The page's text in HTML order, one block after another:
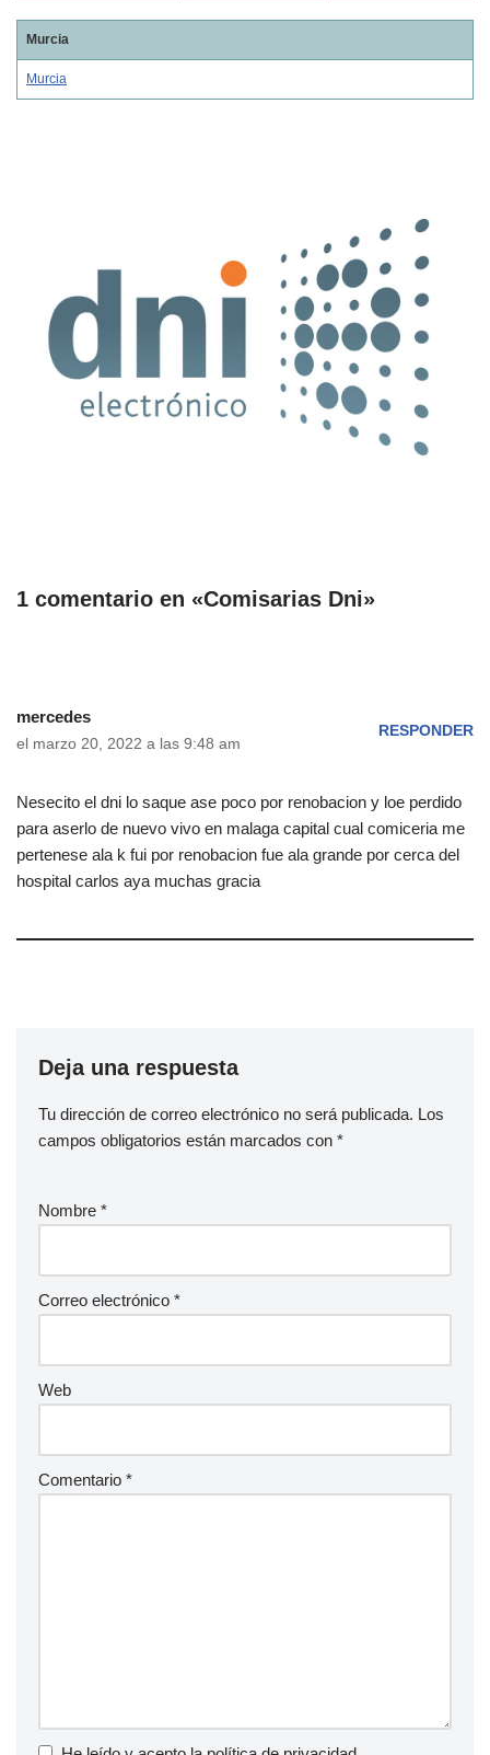
Murcia
Murcia
1 comentario en «Comisarias Dni»
mercedes
el marzo 20, 2022 a las 9:48 am
RESPONDER
Nesecito el dni lo saque ase poco por renobacion y loe perdido
para aserlo de nuevo vivo en malaga capital cual comiceria me
pertenese ala k fui por renobacion fue ala grande por cerca del
hospital carlos aya muchas gracia
Deja una respuesta
Tu dirección de correo electrónico no será publicada. Los
campos obligatorios están marcados con *
Nombre *
Correo electrónico *
Web
Comentario *